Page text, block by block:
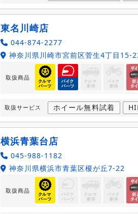
東名川崎店
044-874-2277
神奈川県川崎市宮前区菅生4丁目15-
取扱商品
取扱サービス ホイール無料試着
横浜青葉台店
045-988-1182
神奈川県横浜市青葉区榎が丘7‐22
取扱商品